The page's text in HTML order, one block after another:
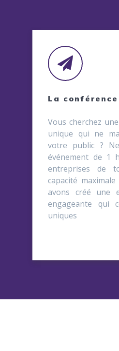
La conférence
Vous cherchez
unique qui ne
votre public ?
événement de 1
entreprises de
capacité
avons créé une
engageante qui
uniques